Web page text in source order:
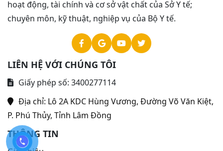
hoạt động, tài chính và cơ sở vật chất của Sở Y tế;
chuyên môn, kỹ thuật, nghiệp vụ của Bộ Y tế.
LIÊN HỆ VỚI CHÚNG TÔI
Giấy phép số: 3400277114
Địa chỉ: Lô 2A KDC Hùng Vương, Đường Võ Văn Kiệt,
P. Phú Thủy, Tỉnh Lâm Đồng
THÔNG TIN